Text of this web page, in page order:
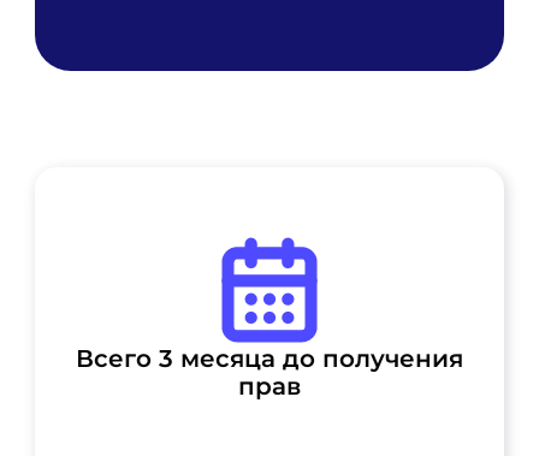
Всего 3 месяца до получения
прав